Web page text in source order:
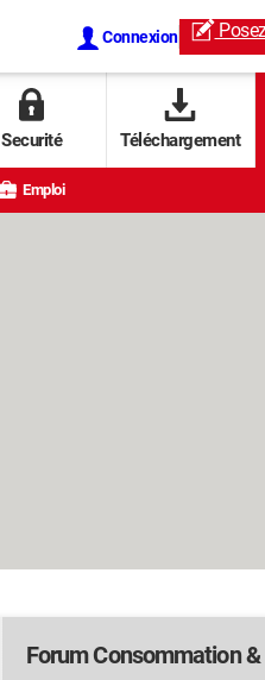
Connexion
Securité Téléchargement
Emploi
Forum Consommation